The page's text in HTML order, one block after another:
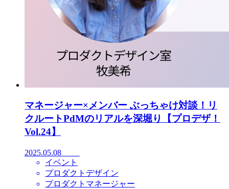
マネージャー×メンバー ぶっちゃけ対談！リ
クルートPdMのリアルを深堀り【プロデザ！
Vol.24】
2025.05.08
イベント
プロダクトデザイン
プロダクトマネージャー